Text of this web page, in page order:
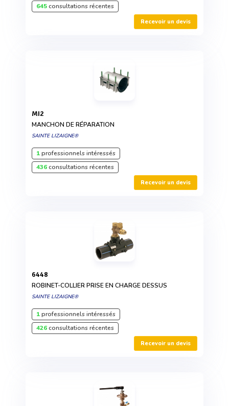
645consultations récentes
Recevoir un devis
MI2
MANCHON DE RÉPARATION
SAINTE LIZAIGNE®
1professionnels intéressés
436consultations récentes
Recevoir un devis
6448
ROBINET-COLLIER PRISE EN CHARGE DESSUS
SAINTE LIZAIGNE®
1professionnels intéressés
426consultations récentes
Recevoir un devis